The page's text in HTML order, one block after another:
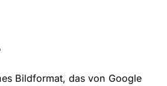
Bildformat, das von Google